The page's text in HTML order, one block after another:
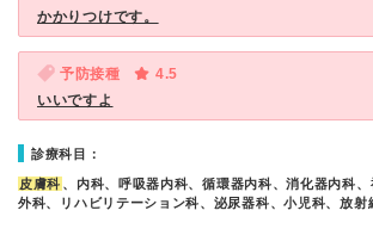
かかりつけです。
予防接種
4.5
いいですよ
診療科目：
皮膚科 、内科、呼吸器内科、循環器内科、消化器内科
外科、リハビリテーション科、泌尿器科、小児科、放射